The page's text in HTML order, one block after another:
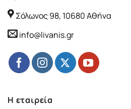
Σόλωνος 98, 10680 Αθήνα
info@livanis.gr
Η εταιρεία